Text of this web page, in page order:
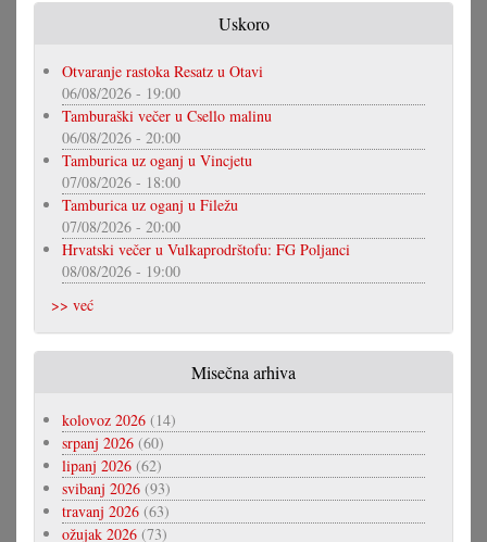
Uskoro
Otvaranje rastoka Resatz u Otavi
06/08/2026 - 19:00
Tamburaški večer u Csello malinu
06/08/2026 - 20:00
Tamburica uz oganj u Vincjetu
07/08/2026 - 18:00
Tamburica uz oganj u Filežu
07/08/2026 - 20:00
Hrvatski večer u Vulkaprodrštofu: FG Poljanci
08/08/2026 - 19:00
>> već
Misečna arhiva
kolovoz 2026 (14)
srpanj 2026 (60)
lipanj 2026 (62)
svibanj 2026 (93)
travanj 2026 (63)
ožujak 2026 (73)